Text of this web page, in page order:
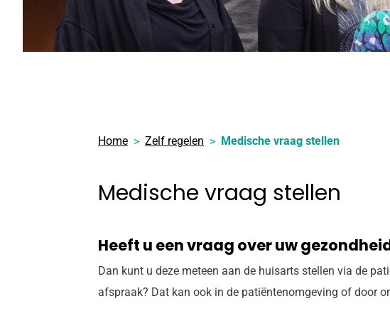
Home Zelf regelen Medische vraag stellen
Medische vraag stellen
Heeft u een vraag over uw
Dan kunt u deze meteen aan de huisarts stellen via de
afspraak? Dat kan ook in de patiëntenomgeving of door